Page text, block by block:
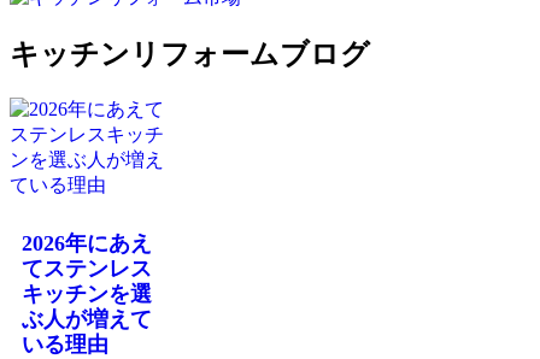
キッチンリフォームブログ
2026年にあえ
てステンレス
キッチンを選
ぶ人が増えて
いる理由